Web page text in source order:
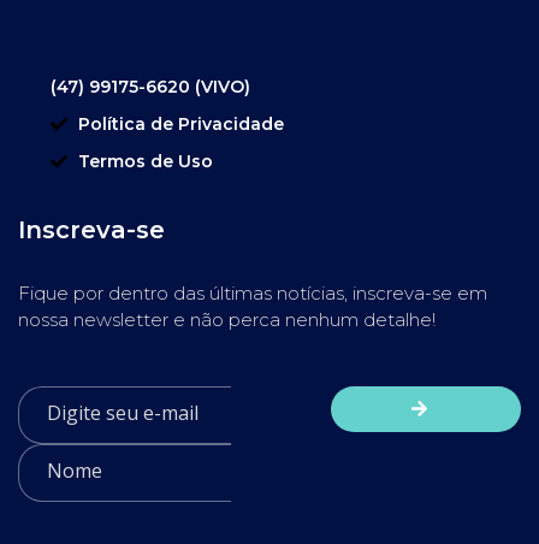
(47) 99175-6620 (VIVO)
Política de Privacidade
Termos de Uso
Inscreva-se
Fique por dentro das últimas notícias, inscreva-se em
nossa newsletter e não perca nenhum detalhe!